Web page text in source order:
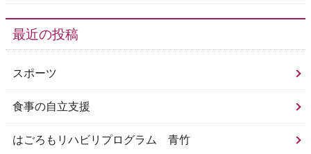
最近の投稿
スポーツ
食事の自立支援
はごろもリハビリプログラム 青竹